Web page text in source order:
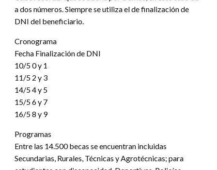
a dos números. Siempre se utiliza el de finalización de
DNI del beneficiario.
Cronograma
Fecha Finalización de DNI
10/5 0 y 1
11/5 2 y 3
14/5 4 y 5
15/5 6 y 7
16/5 8 y 9
Programas
Entre las 14.500 becas se encuentran incluidas
Secundarias, Rurales, Técnicas y Agrotécnicas; para